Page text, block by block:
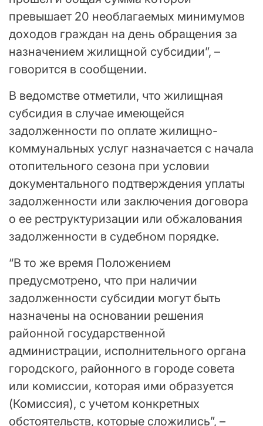
превышает 20 необлагаемых минимумов
доходов граждан на день обращения за
назначением жилищной субсидии”, –
говорится в сообщении.
В ведомстве отметили, что жилищная
субсидия в случае имеющейся
задолженности по оплате жилищно-
коммунальных услуг назначается с начала
отопительного сезона при условии
документального подтверждения уплаты
задолженности или заключения договора
о ее реструктуризации или обжалования
задолженности в судебном порядке.
“В то же время Положением
предусмотрено, что при наличии
задолженности субсидии могут быть
назначены на основании решения
районной государственной
администрации, исполнительного органа
городского, районного в городе совета
или комиссии, которая ими образуется
(Комиссия), с учетом конкретных
обстоятельств, которые сложились”, –